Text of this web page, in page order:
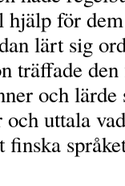
för
lärt sig
träffade
och
uttala
finska